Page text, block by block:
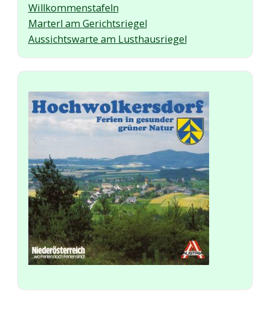
Willkommenstafeln
Marterl am Gerichtsriegel
Aussichtswarte am Lusthausriegel